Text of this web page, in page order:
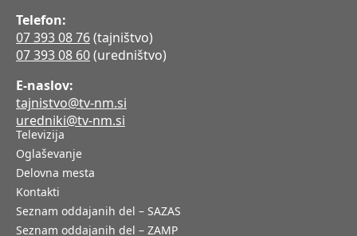
Telefon:
07 393 08 76(tajništvo)
07 393 08 60(uredništvo)
E-naslov:
tajnistvo@tv-nm.si
uredniki@tv-nm.si
Televizija
Oglaševanje
Delovna mesta
Kontakti
Seznam oddajanih del – SAZAS
Seznam oddajanih del – ZAMP